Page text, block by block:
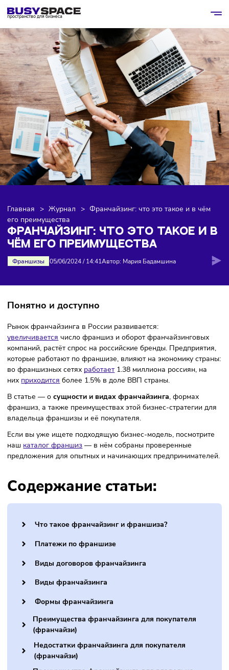
пространство для бизнеса
Главная > Журнал > Франчайзинг: что это такое и в
его преимущества
ФРАНЧАЙЗИНГ: ЧТО ЭТО ТАКОЕ
Понятно и доступно
Рынок франчайзинга в России развивается:
увеличиваетсячисло франшиз и оборот
компаний, растёт спрос на российские бренды.
которые работают по франшизе, влияют на экономику
во франшизных сетяхработает1.38 миллиона россиян,
нихприходитсяболее 1.5% в доле ВВП страны.
В статье — осущности и видах франчайзинга, формах
франшиз, а также преимуществах этой бизнес-стратегии
Если вы уже ищете подходящую бизнес-модель,
нашкаталог франшиз— в нём собраны проверенные
предложения для опытных и начинающих
Содержание статьи:
Что такое франчайзинг и франшиза?
Платежи по франшизе
Виды договоров франчайзинга
Виды франчайзинга